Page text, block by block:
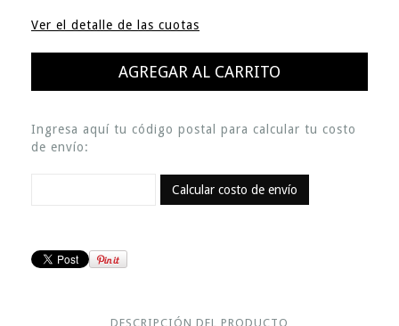
Ver el detalle de las cuotas
Ingresa aquí tu código postal para calcular tu costo
de envío:
Calcular costo de envío
DESCRIPCIÓN DEL PRODUCTO